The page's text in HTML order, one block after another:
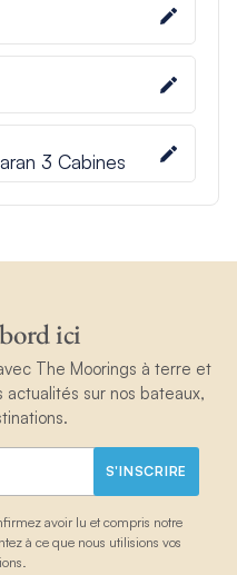
3 Cabines
ici
The Moorings à terre et
sur nos bateaux,
S'INSCRIRE
avoir lu et compris notre
à ce que nous utilisions vos